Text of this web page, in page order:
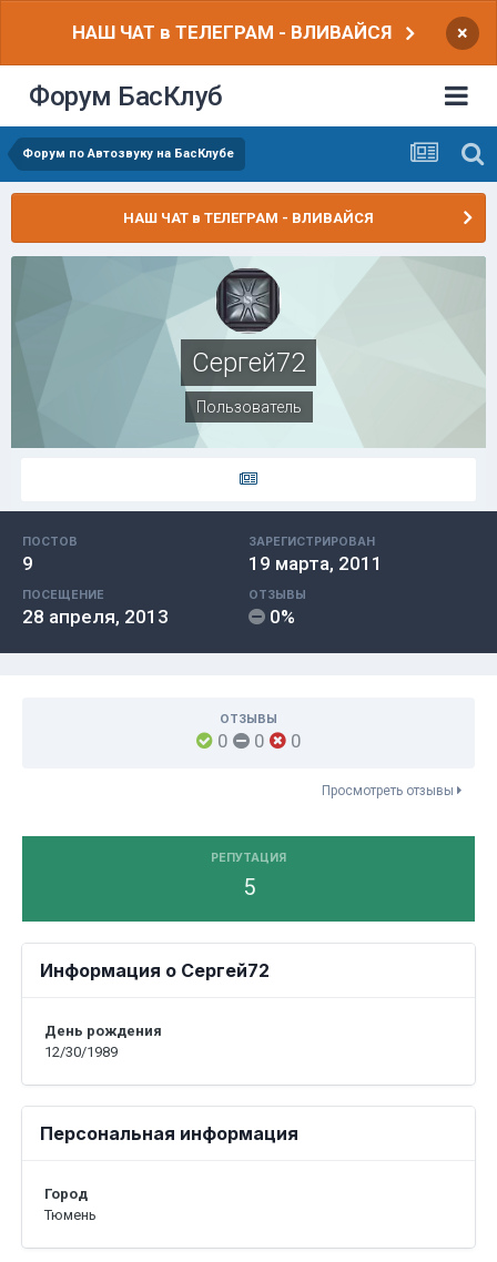
НАШ ЧАТ в ТЕЛЕГРАМ - ВЛИВАЙСЯ ×
Форум БасКлуб
Форум по Автозвуку на БасКлубе
НАШ ЧАТ в ТЕЛЕГРАМ - ВЛИВАЙСЯ
Сергей72
Пользователь
ПОСТОВ
9
ЗАРЕГИСТРИРОВАН
19 марта, 2011
ПОСЕЩЕНИЕ
28 апреля, 2013
ОТЗЫВЫ
0%
ОТЗЫВЫ
0 0 0
Просмотреть отзывы
РЕПУТАЦИЯ
5
Информация о Сергей72
День рождения
12/30/1989
Персональная информация
Город
Тюмень